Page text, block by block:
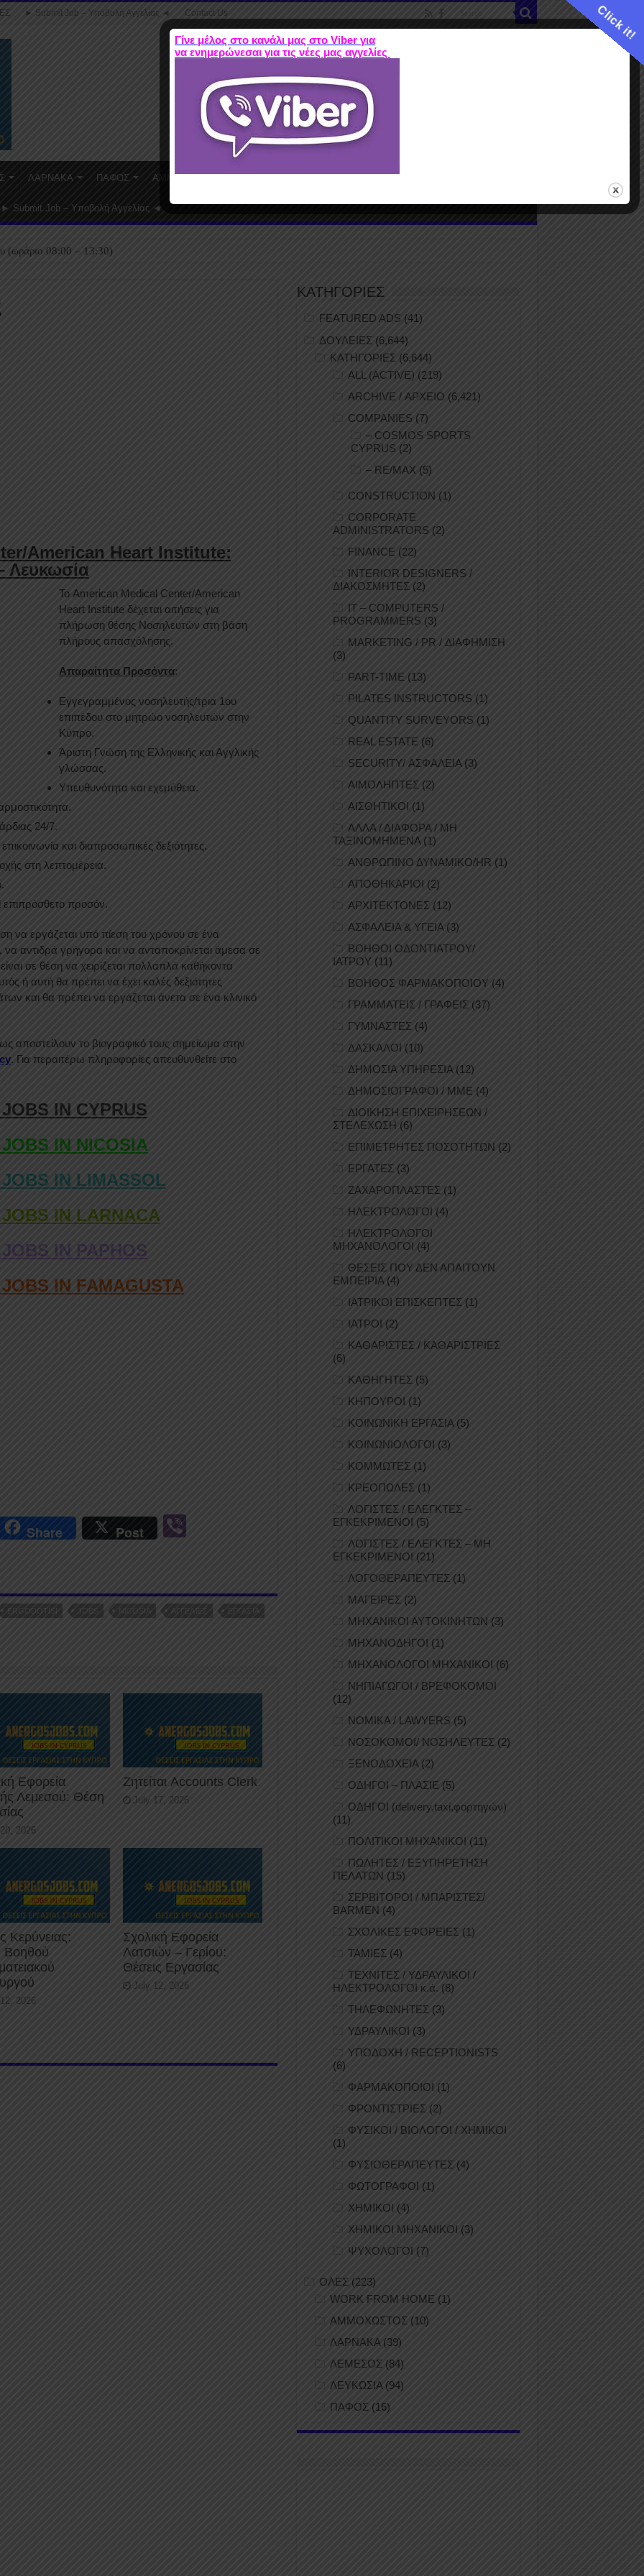
► Submit Job – Υποβολή Αγγελίας ◄ Contact Us
ΛΑΡΝΑΚΑ ΠΑΦΟΣ ΑΜΜΟΧΩΣΤΟΣ
► Submit Job – Υποβολή Αγγελίας ◄
(ωράριο 08:00 – 13:30)
American Heart Institute:
Λευκωσία
Το American Medical Center/American
Heart Institute δέχεται αιτήσεις για
πλήρωση θέσης Νοσηλευτών στη βάση
πλήρους απασχόλησης.
Απαραίτητα Προσόντα:
Εγγεγραμμένος νοσηλευτής/τρια 1ου
επιπέδου στο μητρώο νοσηλευτών στην
Κύπρο.
Άριστη Γνώση της Ελληνικής και Αγγλικής
γλώσσας.
Υπευθυνότητα και εχεμύθεια.
24/7.
και διαπροσωπικές δεξιότητες.
στη λεπτομέρεια.
επιπρόσθετο προσόν.
να εργάζεται υπό πίεση του χρόνου σε ένα
αντιδρά γρήγορα και να ανταποκρίνεται άμεσα σε
σε θέση να χειρίζεται πολλαπλά καθήκοντα
ή αυτή θα πρέπει να έχει καλές δεξιότητες
και θα πρέπει να εργάζεται άνετα σε ένα κλινικό
αποστείλουν το βιογραφικό τους σημείωμα στην
. Για περαιτέρω πληροφορίες απευθυνθείτε στο
IN CYPRUS
IN NICOSIA
IN LIMASSOL
IN LARNACA
IN PAPHOS
IN FAMAGUSTA
Share Post
ERGODOTISI JOBS NICOSIA ΑΓΓΕΛΊΕΣ
ΕΡΓΑΣΊΑ
Εφορεία
Λεμεσού: Θέση
2026
Ζητείται Accounts Clerk
July 17, 2026
Κερύνειας:
Βοηθού
2026
Σχολική Εφορεία
Λατσιών – Γερίου:
Θέσεις Εργασίας
July 12, 2026
ΚΑΤΗΓΟΡΙΕΣ
FEATURED ADS (41)
ΔΟΥΛΕΙΕΣ (6,644)
ΚΑΤΗΓΟΡΙΕΣ (6,644)
ALL (ACTIVE) (219)
ARCHIVE / ΑΡΧΕΙΟ (6,421)
COMPANIES (7)
– COSMOS SPORTS
CYPRUS (2)
– RE/MAX (5)
CONSTRUCTION (1)
CORPORATE
ADMINISTRATORS (2)
FINANCE (22)
INTERIOR DESIGNERS /
ΔΙΑΚΟΣΜΗΤΕΣ (2)
IT – COMPUTERS /
PROGRAMMERS (3)
MARKETING / PR / ΔΙΑΦΗΜΙΣΗ
(3)
PART-TIME (13)
PILATES INSTRUCTORS (1)
QUANTITY SURVEYORS (1)
REAL ESTATE (6)
SECURITY/ ΑΣΦΑΛΕΙΑ(3)
ΑΙΜΟΛΗΠΤΕΣ (2)
ΑΙΣΘΗΤΙΚΟΙ (1)
ΑΛΛΑ / ΔΙΑΦΟΡΑ / ΜΗ
ΤΑΞΙΝΟΜΗΜΕΝΑ(1)
ΑΝΘΡΩΠΙΝΟ ΔΥΝΑΜΙΚΟ/HR (1)
ΑΠΟΘΗΚΑΡΙΟΙ (2)
ΑΡΧΙΤΕΚΤΟΝΕΣ (12)
ΑΣΦΑΛΕΙΑ & ΥΓΕΙΑ (3)
ΒΟΗΘΟΙ ΟΔΟΝΤΙΑΤΡΟΥ/
ΙΑΤΡΟΥ(11)
ΒΟΗΘΟΣ ΦΑΡΜΑΚΟΠΟΙΟΥ (4)
ΓΡΑΜΜΑΤΕΙΣ / ΓΡΑΦΕΙΣ (37)
ΓΥΜΝΑΣΤΕΣ (4)
ΔΑΣΚΑΛΟΙ (10)
ΔΗΜΟΣΙΑ ΥΠΗΡΕΣΙΑ (12)
ΔΗΜΟΣΙΟΓΡΑΦΟΙ / ΜΜΕ (4)
ΔΙΟΙΚΗΣΗ ΕΠΙΧΕΙΡΗΣΕΩΝ /
ΣΤΕΛΕΧΩΣΗ (6)
ΕΠΙΜΕΤΡΗΤΕΣ ΠΟΣΟΤΗΤΩΝ (2)
ΕΡΓΑΤΕΣ (3)
ΖΑΧΑΡΟΠΛΑΣΤΕΣ (1)
ΗΛΕΚΤΡΟΛΟΓΟΙ (4)
ΗΛΕΚΤΡΟΛΟΓΟΙ
ΜΗΧΑΝΟΛΟΓΟΙ (4)
ΘΕΣΕΙΣ ΠΟΥ ΔΕΝ ΑΠΑΙΤΟΥΝ
ΕΜΠΕΙΡΙΑ(4)
ΙΑΤΡΙΚΟΙ ΕΠΙΣΚΕΠΤΕΣ (1)
ΙΑΤΡΟΙ (2)
ΚΑΘΑΡΙΣΤΕΣ / ΚΑΘΑΡΙΣΤΡΙΕΣ
(6)
ΚΑΘΗΓΗΤΕΣ (5)
ΚΗΠΟΥΡΟΙ (1)
ΚΟΙΝΩΝΙΚΗ ΕΡΓΑΣΙΑ(5)
ΚΟΙΝΩΝΙΟΛΟΓΟΙ (3)
ΚΟΜΜΩΤΕΣ (1)
ΚΡΕΟΠΩΛΕΣ (1)
ΛΟΓΙΣΤΕΣ / ΕΛΕΓΚΤΕΣ –
ΕΓΚΕΚΡΙΜΕΝΟΙ (5)
ΛΟΓΙΣΤΕΣ / ΕΛΕΓΚΤΕΣ – ΜΗ
ΕΓΚΕΚΡΙΜΕΝΟΙ (21)
ΛΟΓΟΘΕΡΑΠΕΥΤΕΣ (1)
ΜΑΓΕΙΡΕΣ (2)
ΜΗΧΑΝΙΚΟΙ ΑΥΤΟΚΙΝΗΤΩΝ (3)
ΜΗΧΑΝΟΔΗΓΟΙ (1)
ΜΗΧΑΝΟΛΟΓΟΙ ΜΗΧΑΝΙΚΟΙ (6)
ΝΗΠΙΑΓΩΓΟΙ / ΒΡΕΦΟΚΟΜΟΙ
(12)
ΝΟΜΙΚΑ / LAWYERS (5)
ΝΟΣΟΚΟΜΟΙ/ ΝΟΣΗΛΕΥΤΕΣ (2)
ΞΕΝΟΔΟΧΕΙΑ(2)
ΟΔΗΓΟΙ – ΠΛΑΣΙΕ (5)
ΟΔΗΓΟΙ (delivery,taxi,φορτηγών)
(11)
ΠΟΛΙΤΙΚΟΙ ΜΗΧΑΝΙΚΟΙ (11)
ΠΩΛΗΤΕΣ / ΕΞΥΠΗΡΕΤΗΣΗ
ΠΕΛΑΤΩΝ (15)
ΣΕΡΒΙΤΟΡΟΙ / ΜΠΑΡΙΣΤΕΣ/
BARMEN (4)
ΣΧΟΛΙΚΕΣ ΕΦΟΡΕΙΕΣ (1)
ΤΑΜΙΕΣ (4)
ΤΕΧΝΙΤΕΣ / ΥΔΡΑΥΛΙΚΟΙ /
ΗΛΕΚΤΡΟΛΟΓΟΙ κ.ά. (8)
ΤΗΛΕΦΩΝΗΤΕΣ (3)
ΥΔΡΑΥΛΙΚΟΙ (3)
ΥΠΟΔΟΧΗ / RECEPTIONISTS
(6)
ΦΑΡΜΑΚΟΠΟΙΟΙ (1)
ΦΡΟΝΤΙΣΤΡΙΕΣ (2)
ΦΥΣΙΚΟΙ / ΒΙΟΛΟΓΟΙ / ΧΗΜΙΚΟΙ
(1)
ΦΥΣΙΟΘΕΡΑΠΕΥΤΕΣ (4)
ΦΩΤΟΓΡΑΦΟΙ (1)
ΧΗΜΙΚΟΙ (4)
ΧΗΜΙΚΟΙ ΜΗΧΑΝΙΚΟΙ (3)
ΨΥΧΟΛΟΓΟΙ (7)
ΟΛΕΣ (223)
WORK FROM HOME (1)
ΑΜΜΟΧΩΣΤΟΣ (10)
ΛΑΡΝΑΚΑ (39)
ΛΕΜΕΣΟΣ (84)
ΛΕΥΚΩΣΙΑ(94)
ΠΑΦΟΣ (16)
Click it!
Γίνε μέλος στο κανάλι μας στο Viber για
να ενημερώνεσαι για τις νέες μας αγγελίες